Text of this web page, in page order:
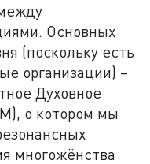
Основных
(поскольку есть
организации) –
Духовное
о котором мы
многожёнства